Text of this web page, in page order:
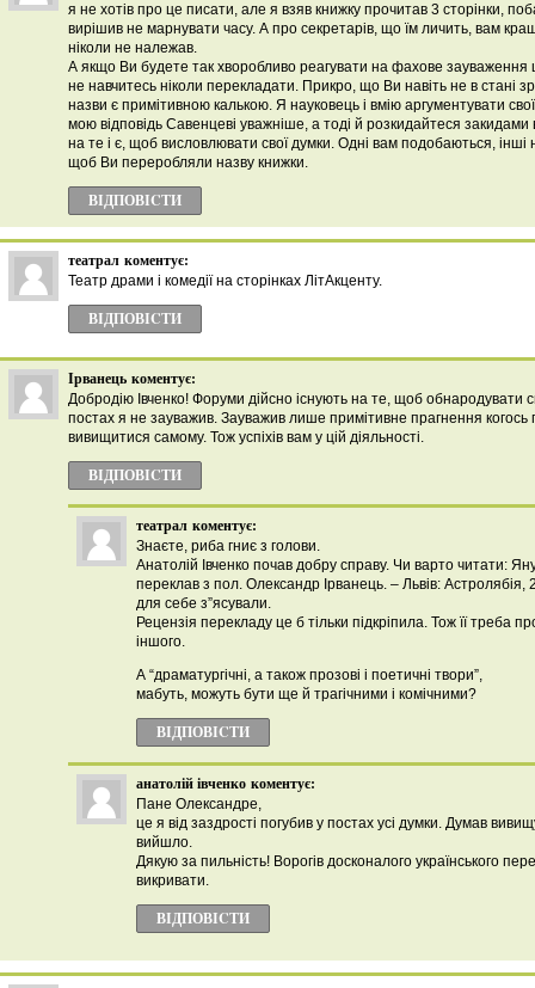
я не хотів про це писати, але я взяв книжку прочитав 3 сторінки,
вирішив не марнувати часу. А про секретарів, що їм личить, вам
ніколи не належав.
А якщо Ви будете так хворобливо реагувати на фахове
не навчитесь ніколи перекладати. Прикро, що Ви навіть не в стані
назви є примітивною калькою. Я науковець і вмію аргументувати
мою відповідь Савенцеві уважніше, а тоді й розкидайтеся
на те і є, щоб висловлювати свої думки. Одні вам подобаються,
щоб Ви переробляли назву книжки.
ВІДПОВІCТИ
театрал коментує:
Театр драми і комедії на сторінках ЛітАкценту.
ВІДПОВІCТИ
Ірванець коментує:
Добродію Івченко! Форуми дійсно існують на те, щоб обнародувати
постах я не зауважив. Зауважив лише примітивне прагнення когось
вивищитися самому. Тож успіхів вам у цій діяльності.
ВІДПОВІCТИ
театрал коментує:
Знаєте, риба гниє з голови.
Анатолій Івченко почав добру справу. Чи варто читати:
переклав з пол. Олександр Ірванець. – Львів:
для себе з”ясували.
Рецензія перекладу це б тільки підкріпила. Тож її треба
іншого.
А “драматургічні, а також прозові і поетичні твори”,
мабуть, можуть бути ще й трагічними і комічними?
ВІДПОВІCТИ
анатолій івченко коментує:
Пане Олександре,
це я від заздрості погубив у постах усі думки. Думав
вийшло.
Дякую за пильність! Ворогів досконалого українського
викривати.
ВІДПОВІCТИ